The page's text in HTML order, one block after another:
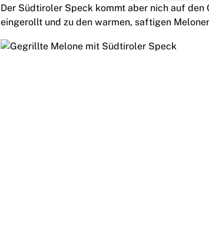
Der Südtiroler Speck kommt aber nich auf
eingerollt und zu den warmen, saftigen